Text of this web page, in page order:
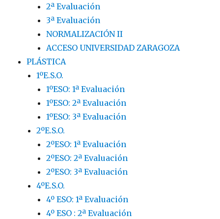
2ª Evaluación
3ª Evaluación
NORMALIZACIÓN II
ACCESO UNIVERSIDAD ZARAGOZA
PLÁSTICA
1ºE.S.O.
1ºESO: 1ª Evaluación
1ºESO: 2ª Evaluación
1ºESO: 3ª Evaluación
2ºE.S.O.
2ºESO: 1ª Evaluación
2ºESO: 2ª Evaluación
2ºESO: 3ª Evaluación
4ºE.S.O.
4º ESO: 1ª Evaluación
4º ESO : 2ª Evaluación